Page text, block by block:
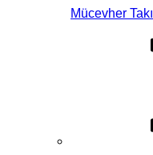
Mücevher Takı